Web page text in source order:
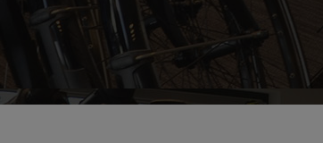
werden
geholpen,
vriendelijke